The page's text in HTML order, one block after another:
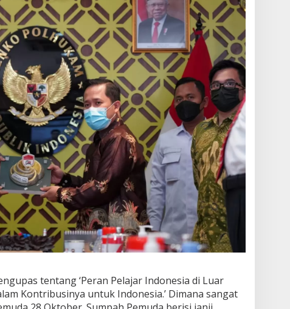
tentang ‘Peran Pelajar Indonesia di Luar
Kontribusinya untuk Indonesia.’ Dimana sangat